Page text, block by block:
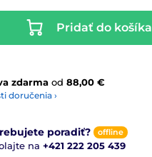
Pridať do košíka
zdarma od 88,00 €
doručenia ›
poradiť? offline
na +421 222 205 439